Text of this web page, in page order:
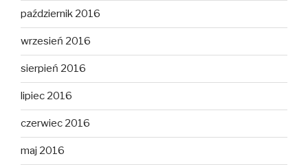
październik 2016
wrzesień 2016
sierpień 2016
lipiec 2016
czerwiec 2016
maj 2016